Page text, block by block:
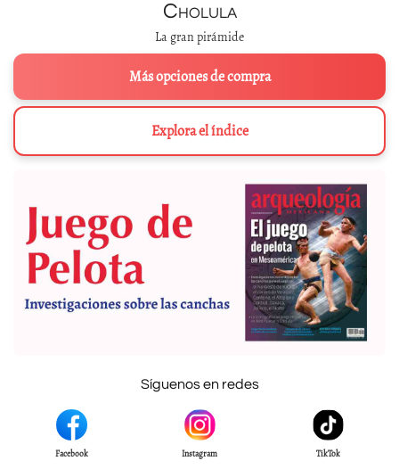
Cholula
La gran pirámide
Más opciones de compra
Explora el índice
Síguenos en redes
Facebook Instagram TikTok